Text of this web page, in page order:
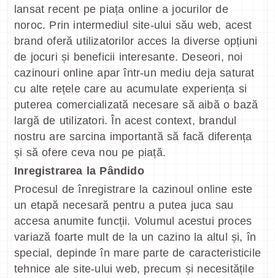
lansat recent pe piața online a jocurilor de
noroc. Prin intermediul site-ului său web, acest
brand oferă utilizatorilor acces la diverse opțiuni
de jocuri și beneficii interesante. Deseori, noi
cazinouri online apar într-un mediu deja saturat
cu alte rețele care au acumulate experiența si
puterea comercializată necesare să aibă o bază
largă de utilizatori. În acest context, brandul
nostru are sarcina importantă să facă diferența
și să ofere ceva nou pe piață.
Inregistrarea la Pândido
Procesul de înregistrare la cazinoul online este
un etapă necesară pentru a putea juca sau
accesa anumite funcții. Volumul acestui proces
variază foarte mult de la un cazino la altul și, în
special, depinde în mare parte de caracteristicile
tehnice ale site-ului web, precum și necesitățile